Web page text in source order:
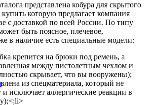
представлена кобура для скрытого
которую предлагает компания
с доставкой по всей России. По типу
быть поясное, плечевое,
в наличие есть специальные модели:
крепится на брюки под ремень, а
между пистолетным чехлом и
скрывает, что вы вооружены);
из спецматериала, который не
и исключает аллергические реакции в